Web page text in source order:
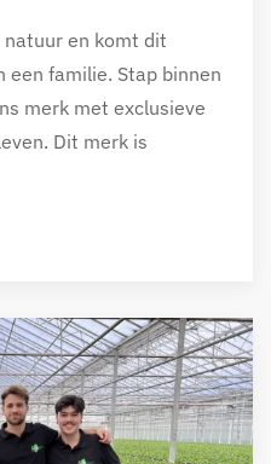
en komt dit
familie. Stap binnen
merk met exclusieve
Dit merk is